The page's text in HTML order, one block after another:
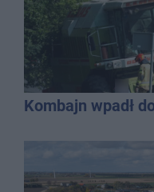
Kombajn wpadł